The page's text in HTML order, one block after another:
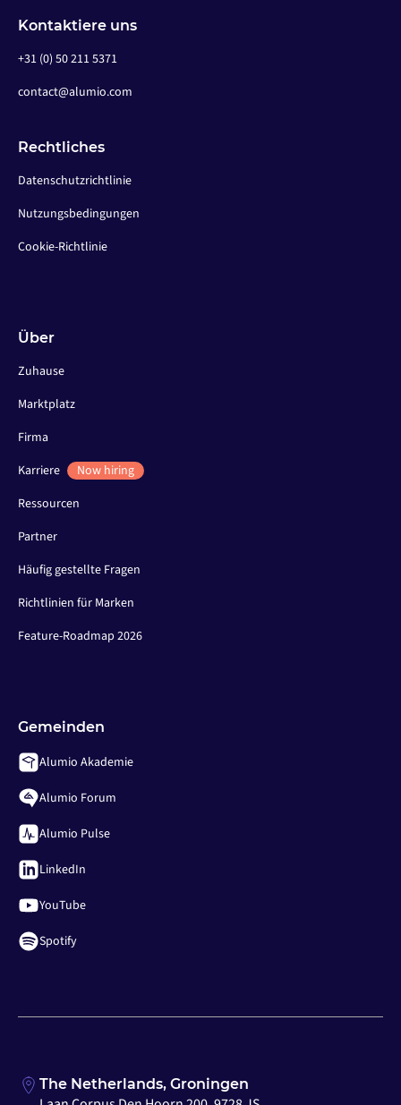
Kontaktiere uns
+31 (0) 50 211 5371
contact@alumio.com
Rechtliches
Datenschutzrichtlinie
Nutzungsbedingungen
Cookie-Richtlinie
Über
Zuhause
Marktplatz
Firma
Karriere
Now hiring
Ressourcen
Partner
Häufig gestellte Fragen
Richtlinien für Marken
Feature-Roadmap 2026
Gemeinden
Alumio Akademie
Alumio Forum
Alumio Pulse
LinkedIn
YouTube
Spotify
The Netherlands, Groningen